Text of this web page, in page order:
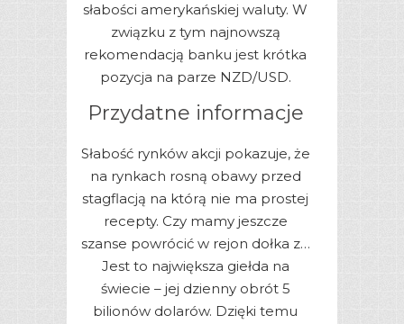
słabości amerykańskiej waluty. W
związku z tym najnowszą
rekomendacją banku jest krótka
pozycja na parze NZD/USD.
Przydatne informacje
Słabość rynków akcji pokazuje, że
na rynkach rosną obawy przed
stagflacją na którą nie ma prostej
recepty. Czy mamy jeszcze
szanse powrócić w rejon dołka z…
Jest to największa giełda na
świecie – jej dzienny obrót 5
bilionów dolarów. Dzięki temu